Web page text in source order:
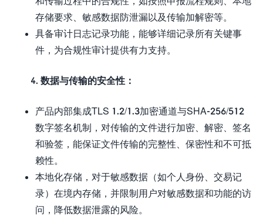
存储要求、敏感数据防泄漏以及传输加解密等。
具备审计日志记录功能，能够详细记录所有关键事
件，为合规性审计提供有力支持。
4. 数据与传输的安全性：
产品内部集成TLS 1.2/1.3加密通道与SHA-256/512
数字签名机制，对传输的文件进行加密、解密、签名
和验签，能保证文件传输的完整性、保密性和不可抵
赖性。
本地化存储，对于敏感数据（如个人身份、交易记
录）在境内存储，并限制用户对敏感数据和功能的访
问，降低数据泄露的风险。